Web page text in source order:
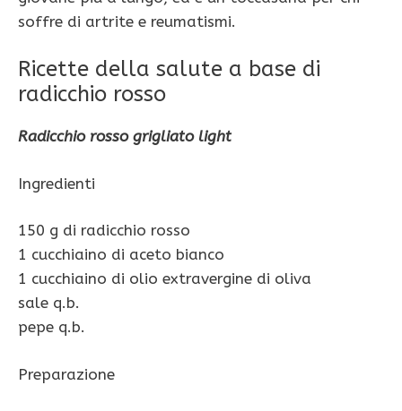
soffre di artrite e reumatismi.
Ricette della salute a base di
radicchio rosso
Radicchio rosso grigliato light
Ingredienti
150 g di radicchio rosso
1 cucchiaino di aceto bianco
1 cucchiaino di olio extravergine di oliva
sale q.b.
pepe q.b.
Preparazione